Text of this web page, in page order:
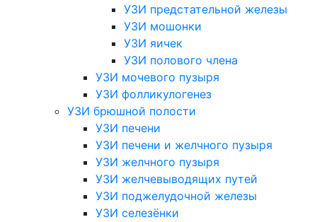
УЗИ предстательной железы
УЗИ мошонки
УЗИ яичек
УЗИ полового члена
УЗИ мочевого пузыря
УЗИ фолликулогенез
УЗИ брюшной полости
УЗИ печени
УЗИ печени и желчного пузыря
УЗИ желчного пузыря
УЗИ желчевыводящих путей
УЗИ поджелудочной железы
УЗИ селезёнки